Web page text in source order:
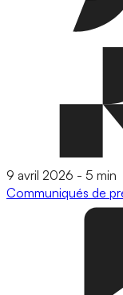
9 avril 2026 - 5 min
Communiqués de